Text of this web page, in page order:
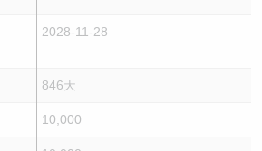
2028-11-28
846天
10,000